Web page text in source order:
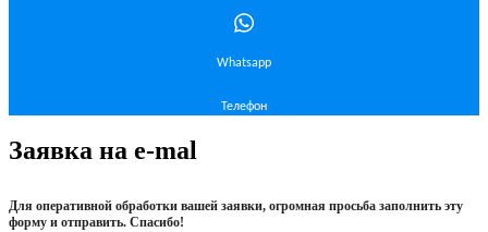
Whatsapp
Телефон
Заявка на e-mal
Для оперативной обработки вашей заявки, огромная просьба заполнить эту
форму и отправить. Спасибо!